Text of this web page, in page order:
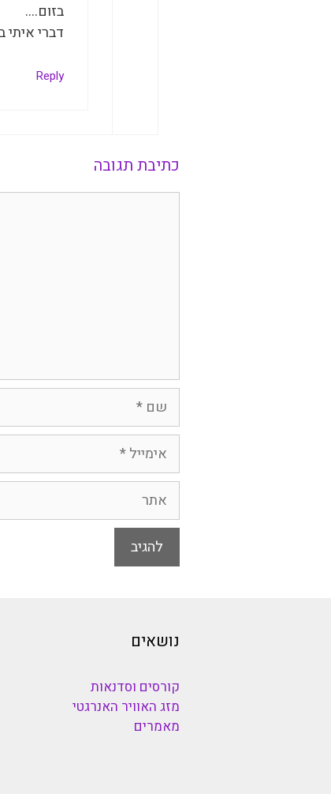
בזום….
דברי איתי בבקשה: 0523764220 שנה
Reply
כתיבת תגובה
נושאים
קורסים וסדנאות
מזג האוויר האנרגטי
מאמרים